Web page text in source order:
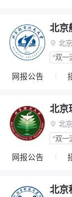
北京
 北京
“双一
网报公告
北京
 北京
“双一
网报公告
北京